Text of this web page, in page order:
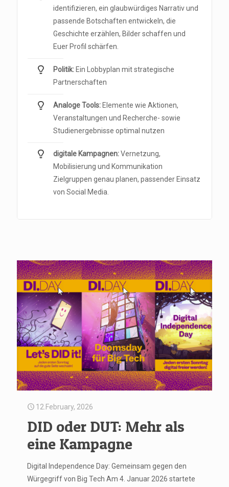
identifizieren, ein glaubwürdiges Narrativ und
passende Botschaften entwickeln, die
Geschichte erzählen, Bilder schaffen und
Euer Profil schärfen.
Politik: Ein Lobbyplan mit strategische
Partnerschaften
Analoge Tools: Elemente wie Aktionen,
Veranstaltungen und Recherche- sowie
Studienergebnisse optimal nutzen
digitale Kampagnen:Vernetzung,
Mobilisierung und Kommunikation
Zielgruppen genau planen, passender Einsatz
von Social Media.
12.February, 2026
DID oder DUT: Mehr als
eine Kampagne
Digital Independence Day: Gemeinsam gegen den
Würgegriff von Big Tech Am 4. Januar 2026 startete